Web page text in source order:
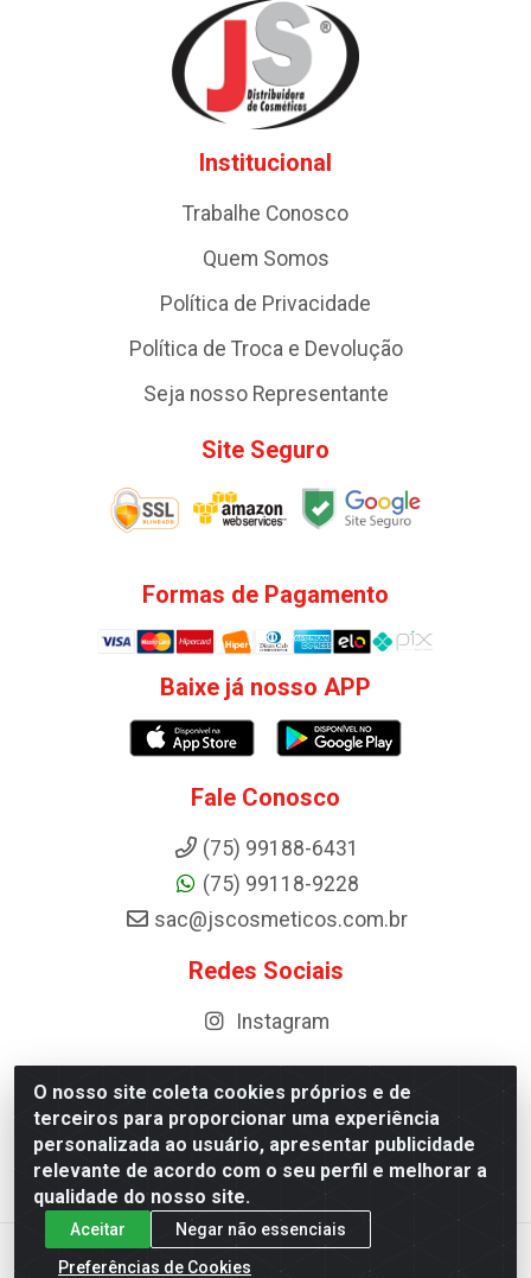
O nosso site coleta cookies próprios e de
terceiros para proporcionar uma experiência
personalizada ao usuário, apresentar publicidade
relevante de acordo com o seu perfil e melhorar a
qualidade do nosso site.
Aceitar
Negar não essenciais
Preferências de Cookies
Institucional
Trabalhe Conosco
Quem Somos
Política de Privacidade
Política de Troca e Devolução
Seja nosso Representante
Site Seguro
Formas de Pagamento
Baixe já nosso APP
Fale Conosco
(75) 99188-6431
(75) 99118-9228
sac@jscosmeticos.com.br
Redes Sociais
Instagram
Distribuidora de Cosméticos Antoneto LTDA - BA-052,
km 87 - Industrial, Ipirá - BA, 44600-000 - CNPJ
10.984.107/0001-75